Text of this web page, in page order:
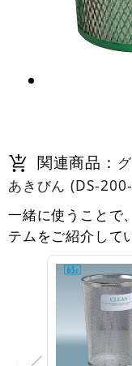
関連商品：
あきびん (DS-
一緒に使うことで
テムをご紹介して